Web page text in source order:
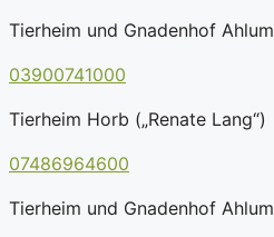
Tierheim und Gnadenhof Ahlum
03900741000
Tierheim Horb („Renate Lang“)
07486964600
Tierheim und Gnadenhof Ahlum